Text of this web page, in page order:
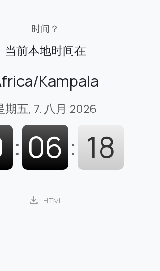
时间？
当前本地时间在
Kampala
期五, 7. 八月 2026
: 06 : 19
download HTML